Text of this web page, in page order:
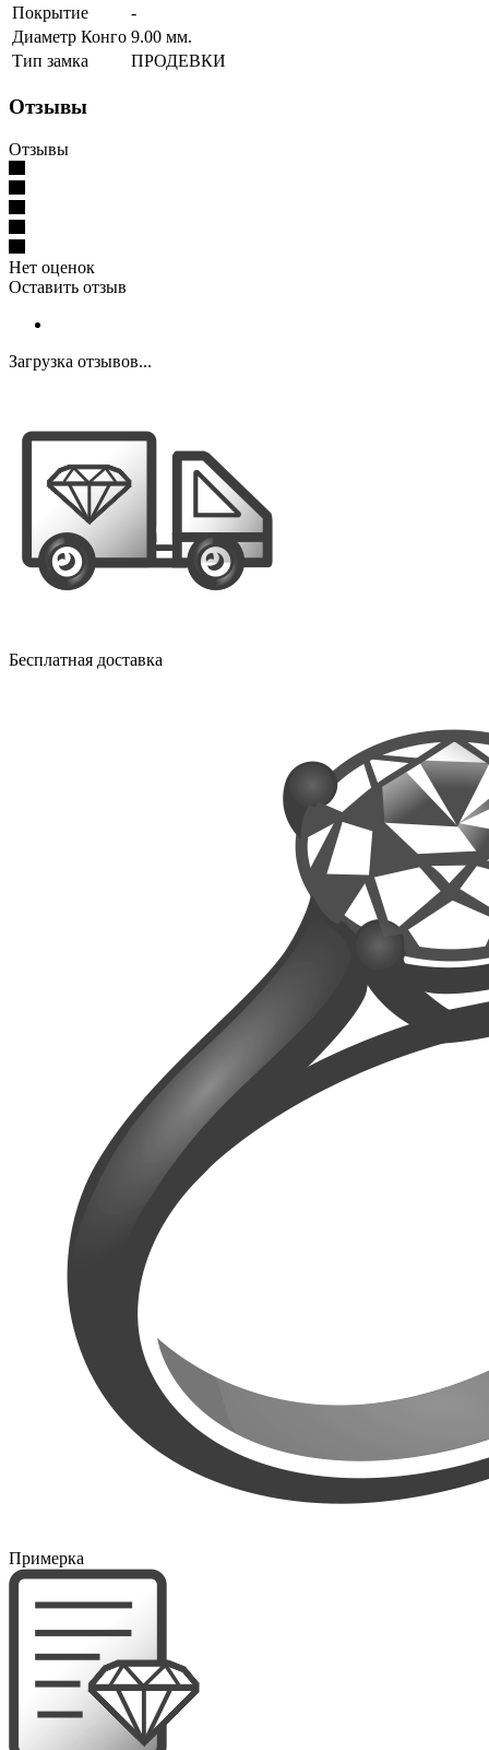
Покрытие
-
Диаметр Конго 9.00 мм.
Тип замка
ПРОДЕВКИ
Отзывы
Отзывы
Нет оценок
Оставить отзыв
Загрузка отзывов...
Бесплатная доставка
Примерка